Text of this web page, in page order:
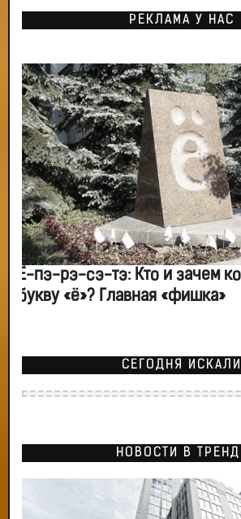
РЕКЛАМА У НАС
Ё-пэ-рэ-сэ-тэ: Кто и зачем
букву «ё»? Главная «фишка»
СЕГОДНЯ ИСКАЛИ
НОВОСТИ В